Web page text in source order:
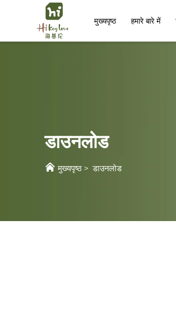
मुख्यपृष्ठ हमारे बारे में
डाउनलोड
मुख्यपृष्ठ > डाउनलोड